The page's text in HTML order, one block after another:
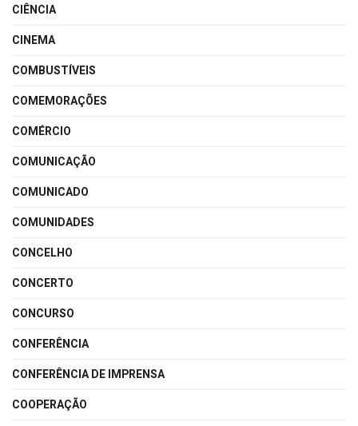
CIÊNCIA
CINEMA
COMBUSTÍVEIS
COMEMORAÇÕES
COMÉRCIO
COMUNICAÇÃO
COMUNICADO
COMUNIDADES
CONCELHO
CONCERTO
CONCURSO
CONFERÊNCIA
CONFERÊNCIA DE IMPRENSA
COOPERAÇÃO